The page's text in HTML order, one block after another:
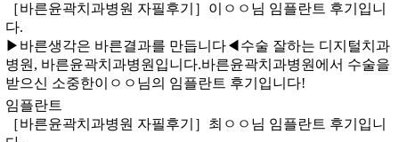
［바른윤곽치과병원 자필후기］이ㅇㅇ님 임플란트 후기입니
다.
​▶바른생각은 바른결과를 만듭니다◀수술 잘하는 디지털치과
병원, 바른윤곽치과병원입니다. 바른윤곽치과병원에서 수술을
받으신 소중한이ㅇㅇ님의 임플란트 후기입니다!
임플란트
［바른윤곽치과병원 자필후기］최ㅇㅇ님 임플란트 후기입니